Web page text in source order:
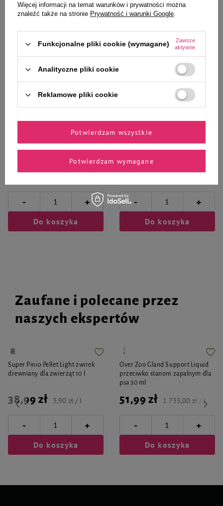
Wybrane specjalnie dla
Ciebie i Twojego czworonoga
Taste Kurka Wodna 1 kg
29,99 zł
- +
Do koszyka
Taste mix smaków 4 x 1 kg
113,99 zł
- +
Do koszyka
Zaufane i polecane przez
naszych ekspertów
Super Pinio Pellet Light żwirek
drewniany dla zwierząt 10 l
38,99 zł 3,90 zł / l
- +
Do koszyka
Over Zoo Gland Support Liquid
przeciwko stanom zapalnym dla
psa 30 ml
51,99 zł 1 733,00 zł / l
- +
Do koszyka
Więcej informacji na temat warunków i prywatności można
znaleźć także na stronie Prywatność i warunki Google.
Funkcjonalne pliki cookie (wymagane)
Zawsze
aktywne
Analityczne pliki cookie
Reklamowe pliki cookie
Potwierdzam wymagane
Potwierdzam wszystkie